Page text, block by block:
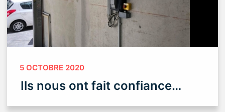
5 OCTOBRE 2020
Ils nous ont fait confiance…